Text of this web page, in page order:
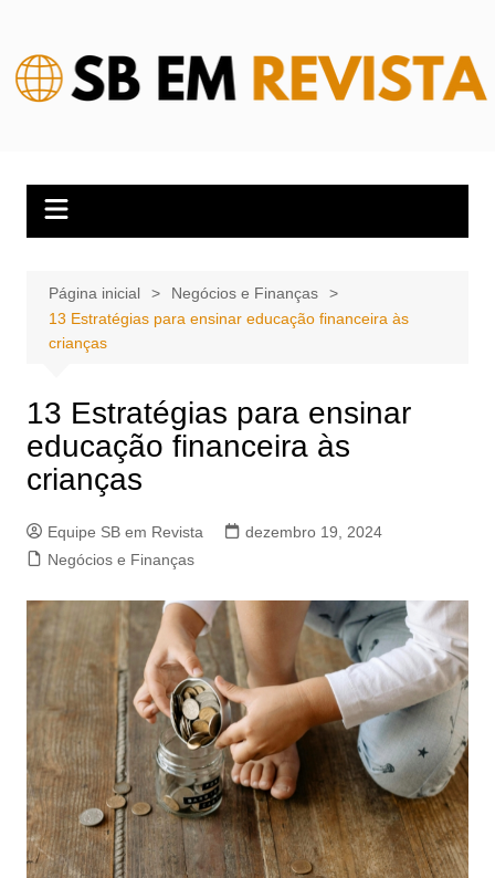
conteúdo
Página inicial
Negócios e Finanças
13 Estratégias para ensinar educação financeira às
crianças
13 Estratégias para ensinar
educação financeira às
crianças
Equipe SB em Revista
dezembro 19, 2024
Negócios e Finanças